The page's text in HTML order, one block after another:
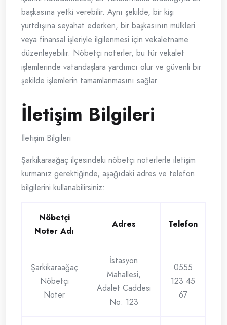
başkasına yetki verebilir. Aynı şekilde, bir kişi
yurtdışına seyahat ederken, bir başkasının mülkleri
veya finansal işleriyle ilgilenmesi için vekaletname
düzenleyebilir. Nöbetçi noterler, bu tür vekalet
işlemlerinde vatandaşlara yardımcı olur ve güvenli bir
şekilde işlemlerin tamamlanmasını sağlar.
İletişim Bilgileri
İletişim Bilgileri
Şarkikaraağaç ilçesindeki nöbetçi noterlerle iletişim
kurmanız gerektiğinde, aşağıdaki adres ve telefon
bilgilerini kullanabilirsiniz:
Nöbetçi
Noter Adı
Adres Telefon
Şarkikaraağaç
Nöbetçi
Noter
İstasyon
Mahallesi,
Adalet Caddesi
No: 123
0555
123 45
67